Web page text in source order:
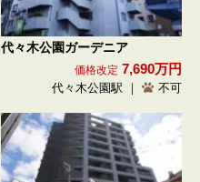
代々木公園ガーデニア
価格改定 7,690万円
代々木公園駅 ｜ 不可